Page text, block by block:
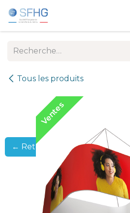
← Retour
Tous les produits
Ventes